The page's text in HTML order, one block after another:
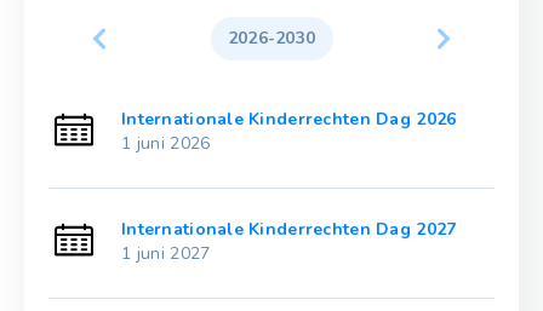
2026-2030
Internationale Kinderrechten Dag 2026
1 juni 2026
Internationale Kinderrechten Dag 2027
1 juni 2027